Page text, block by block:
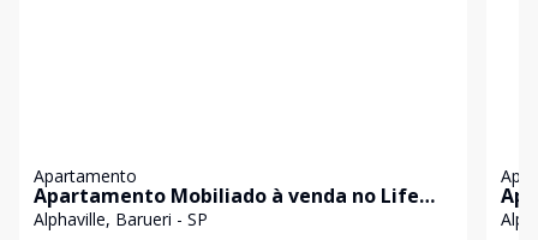
Apartamento
Apartamento Mobiliado à venda no Life
Park Alphaville
Alphaville, Barueri - SP